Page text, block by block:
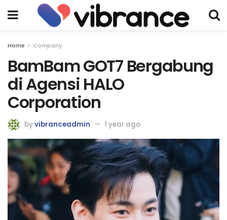
Home Company
BamBam GOT7 Bergabung
di Agensi HALO
Corporation
byvibranceadmin 1 year ago